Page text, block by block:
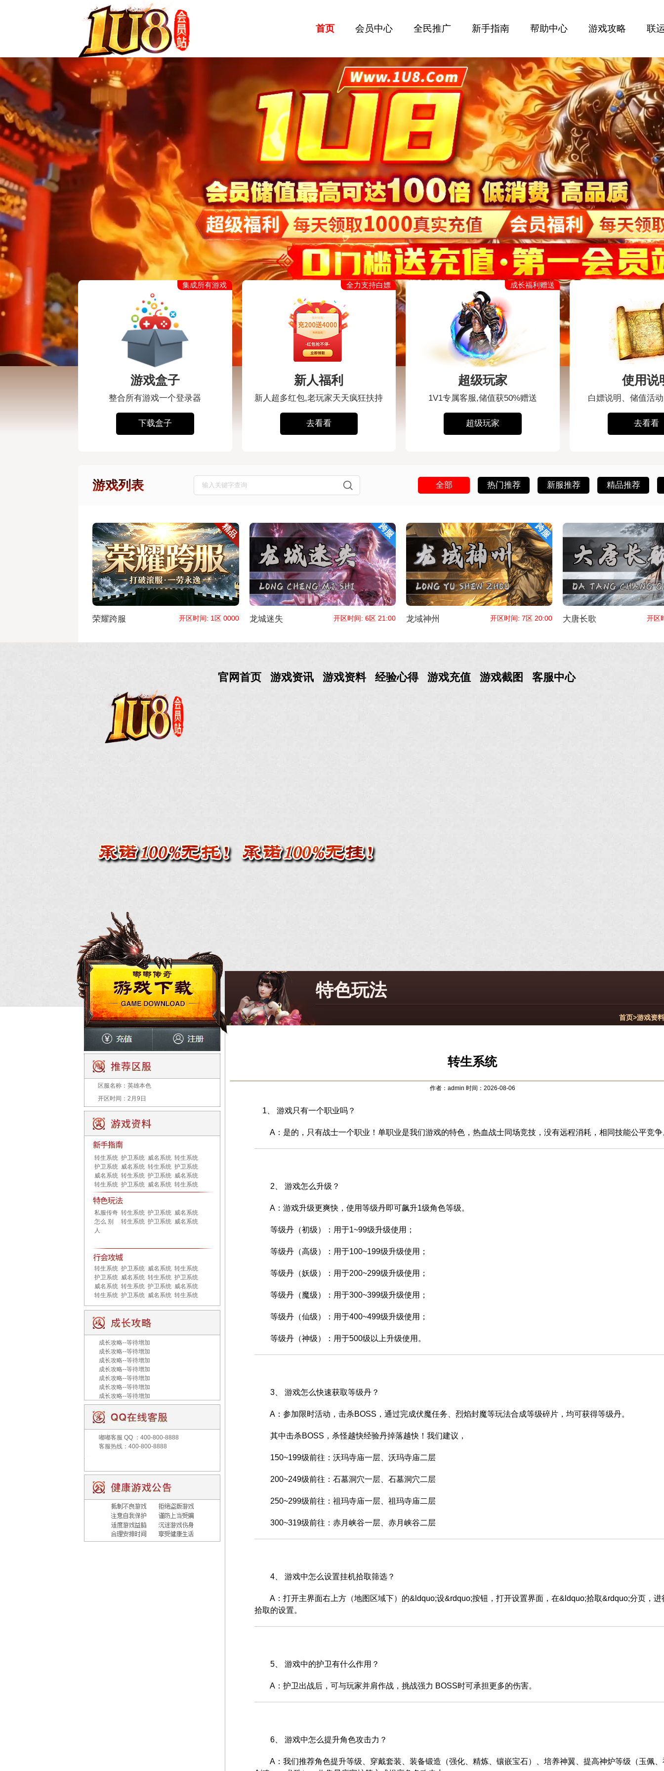
官网首页 游戏资讯 游戏资料 经验心得 游戏充值 游戏截图 客服中心
区服名称： 英雄本色
开区时间： 2月9日
转生系统 护卫系统 威名系统 转生系统
护卫系统 威名系统 转生系统 护卫系统
威名系统 转生系统 护卫系统 威名系统
转生系统 护卫系统 威名系统 转生系统
私服传奇
怎么 别
人
转生系统 护卫系统 威名系统
转生系统 护卫系统 威名系统
转生系统 护卫系统 威名系统 转生系统
护卫系统 威名系统 转生系统 护卫系统
威名系统 转生系统 护卫系统 威名系统
转生系统 护卫系统 威名系统 转生系统
成长攻略--等待增加
成长攻略--等待增加
成长攻略--等待增加
成长攻略--等待增加
成长攻略--等待增加
成长攻略--等待增加
成长攻略--等待增加
嘟嘟客服 QQ ：400-800-8888
客服热线：400-800-8888
特色玩法
首页>游戏资料
转生系统
作者：admin 时间：2026-08-06
1、 游戏只有一个职业吗？
A：是的，只有战士一个职业！单职业是我们游戏的特色，热血战士同场竞技，没有远程消耗，相同技能公平竞争
2、 游戏怎么升级？
A：游戏升级更爽快，使用等级丹即可飙升1级角色等级。
等级丹（初级）：用于1~99级升级使用；
等级丹（高级）：用于100~199级升级使用；
等级丹（妖级）：用于200~299级升级使用；
等级丹（魔级）：用于300~399级升级使用；
等级丹（仙级）：用于400~499级升级使用；
等级丹（神级）：用于500级以上升级使用。
3、 游戏怎么快速获取等级丹？
A：参加限时活动，击杀BOSS，通过完成伏魔任务、烈焰封魔等玩法合成等级碎片，均可获得等级丹。
其中击杀BOSS，杀怪越快经验丹掉落越快！我们建议，
150~199级前往：沃玛寺庙一层、沃玛寺庙二层
200~249级前往：石墓洞穴一层、石墓洞穴二层
250~299级前往：祖玛寺庙一层、祖玛寺庙二层
300~319级前往：赤月峡谷一层、赤月峡谷二层
4、 游戏中怎么设置挂机拾取筛选？
A：打开主界面右上方（地图区域下）的&ldquo;设&rdquo;按钮，打开设置界面，在&ldquo;拾取&rdquo;分页，进
拾取的设置。
5、 游戏中的护卫有什么作用？
A：护卫出战后，可与玩家并肩作战，挑战强力 BOSS时可承担更多的伤害。
6、 游戏中怎么提升角色攻击力？
A：我们推荐角色提升等级、穿戴套装、装备锻造（强化、精炼、镶嵌宝石）、培养神翼、提高神炉等级（玉佩、